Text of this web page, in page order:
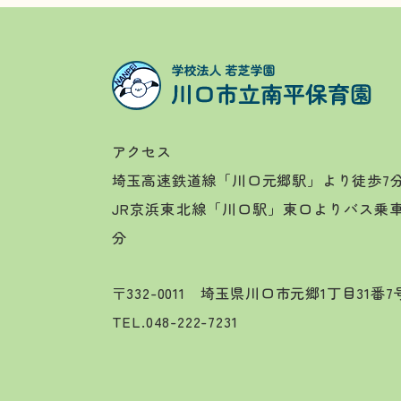
アクセス
埼玉高速鉄道線「川口元郷駅」より徒歩7分
JR京浜東北線「川口駅」東口よりバス乗
分
〒332-0011 埼玉県川口市元郷1丁目31番
TEL.048-222-7231